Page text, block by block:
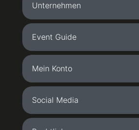
Unternehmen
Event Guide
Mein Konto
Social Media